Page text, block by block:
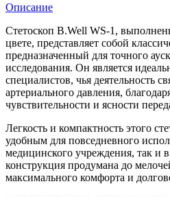
Описание
Стетоскоп B.Well WS-1,
цвете, представляет собой
предназначенный для точного
исследования. Он является
специалистов, чья деятельность
артериального давления,
чувствительности и ясности
Легкость и компактность этого
удобным для повседневного
медицинского учреждения, так и
конструкция продумана до
максимального комфорта и